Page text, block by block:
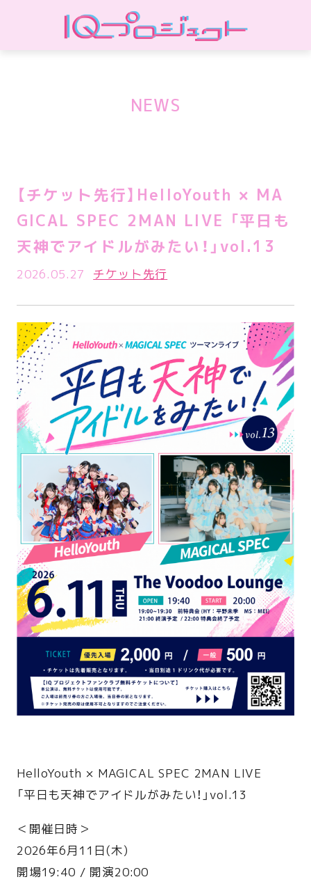
NEWS
【チケット先行】HelloYouth × MA
GICAL SPEC 2MAN LIVE 「平日も
天神でアイドルがみたい！」vol.13
2026.05.27 チケット先行
HelloYouth × MAGICAL SPEC 2MAN LIVE
「平日も天神でアイドルがみたい！」vol.13
＜開催日時＞
2026年6月11日(木)
開場19:40 / 開演20:00